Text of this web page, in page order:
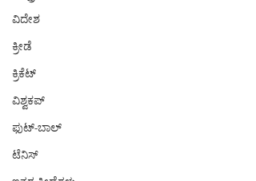
ವಿದೇಶ
ಕ್ರೀಡೆ
ಕ್ರಿಕೆಟ್
ವಿಶ್ವಕಪ್
ಫುಟ್-ಬಾಲ್
ಟೆನಿಸ್